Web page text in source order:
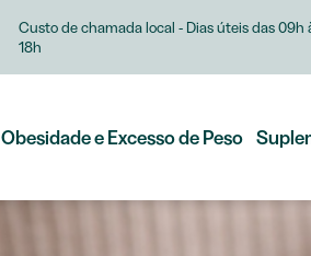
Custo de chamada local - Dias úteis das 09h
18h
Obesidade e Excesso de Peso